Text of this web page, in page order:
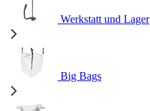
Werkstatt und Lager
Big Bags